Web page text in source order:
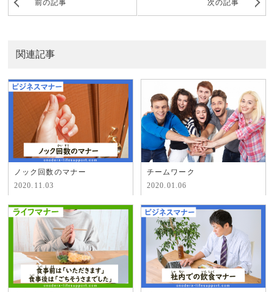
前の記事 次の記事
関連記事
ノック回数のマナー
2020.11.03
チームワーク
2020.01.06